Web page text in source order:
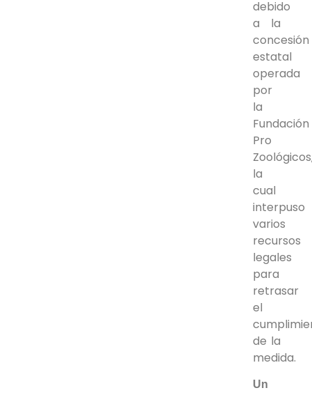
debido
a la
concesión
estatal
operada
por
la
Fundación
Pro
la
cual
interpuso
varios
recursos
legales
para
retrasar
el
de la
medida.
Un